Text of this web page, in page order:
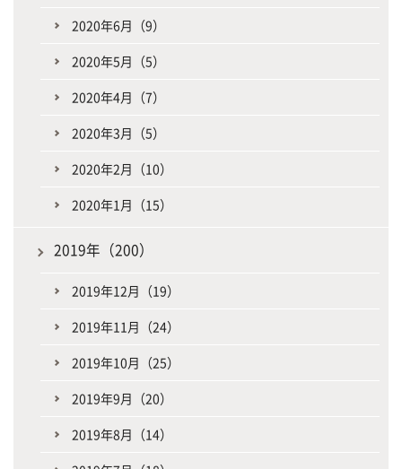
2020年6月（9）
2020年5月（5）
2020年4月（7）
2020年3月（5）
2020年2月（10）
2020年1月（15）
2019年（200）
2019年12月（19）
2019年11月（24）
2019年10月（25）
2019年9月（20）
2019年8月（14）